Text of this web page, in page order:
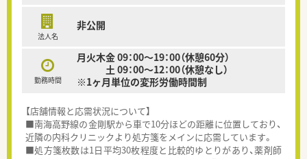
法人名
非公開
勤務時間
月火木金 09：00～19：00（休憩60分）
土 09：00～12：00（休憩なし）
※1ヶ月単位の変形労働時間制
【店舗情報と応需状況について】
■南海高野線の金剛駅から車で10分ほどの距離に位置しており、
近隣の内科クリニックより処方箋をメインに応需しています。
■処方箋枚数は1日平均30枚程度と比較的ゆとりがあり、薬剤師